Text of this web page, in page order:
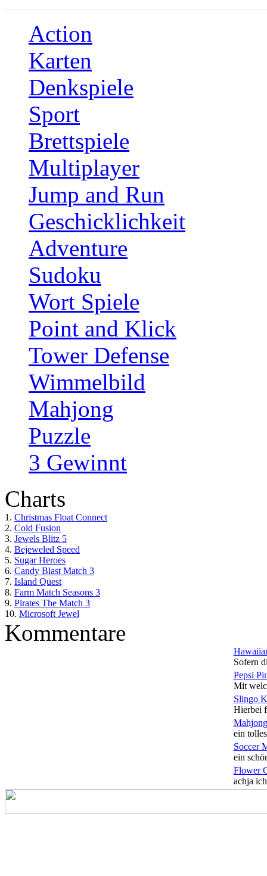
Action
Karten
Denkspiele
Sport
Brettspiele
Multiplayer
Jump and Run
Geschicklichkeit
Adventure
Sudoku
Wort Spiele
Point and Klick
Tower Defense
Wimmelbild
Mahjong
Puzzle
3 Gewinnt
Charts
1. Christmas Float Connect
2. Cold Fusion
3. Jewels Blitz 5
4. Bejeweled Speed
5. Sugar Heroes
6. Candy Blast Match 3
7. Island Quest
8. Farm Match Seasons 3
9. Pirates The Match 3
10. Microsoft Jewel
Kommentare
Sofern
Pepsi
Mit
Slingo
Hierbei
ein
Soccer
ein
Flower
achja